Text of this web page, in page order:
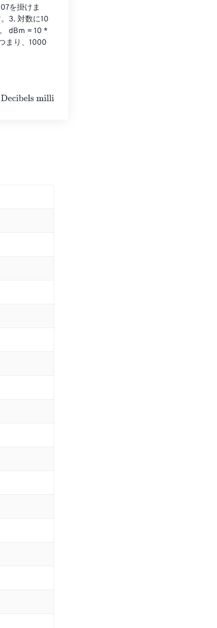
を掛けま
3. 対数に10
dBm = 10 *
まり、1000